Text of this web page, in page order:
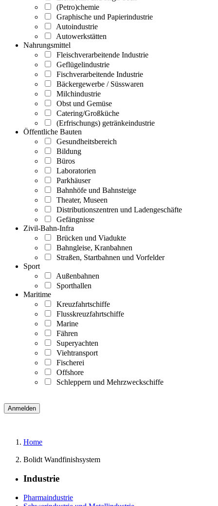
(Petro)chemie
Graphische und Papierindustrie
Autoindustrie
Autowerkstätten
Nahrungsmittel
Fleischverarbeitende Industrie
Geflügelindustrie
Fischverarbeitende Industrie
Bäckergewerbe / Süsswaren
Milchindustrie
Obst und Gemüse
Catering/Großküche
(Erfrischungs) getränkeindustrie
Öffentliche Bauten
Gesundheitsbereich
Bildung
Büros
Laboratorien
Parkhäuser
Bahnhöfe und Bahnsteige
Theater, Museen
Distributionszentren und Ladengeschäfte
Gefängnisse
Zivil-Bahn-Infra
Brücken und Viadukte
Bahngleise, Kranbahnen
Straßen, Startbahnen und Vorfelder
Sport
Außenbahnen
Sporthallen
Maritime
Kreuzfahrtschiffe
Flusskreuzfahrtschiffe
Marine
Fähren
Superyachten
Viehtransport
Fischerei
Offshore
Schleppern und Mehrzweckschiffe
Home
Bolidt Wandfinishsystem
Industrie
Pharmaindustrie